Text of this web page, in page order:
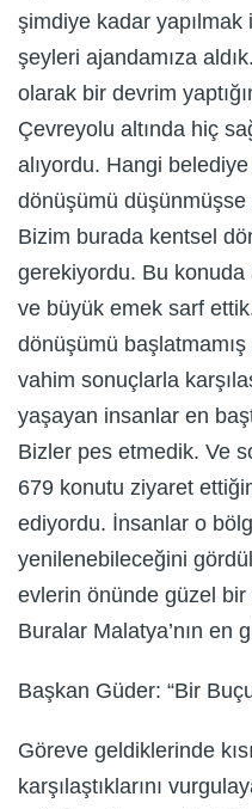
şimdiye kadar yapılmak
şeyleri ajandamıza
olarak bir devrim
Çevreyolu altında hiç
alıyordu. Hangi
dönüşümü düşünmüşse
Bizim burada kentsel
gerekiyordu. Bu konuda
ve büyük emek sarf
dönüşümü
vahim sonuçlarla
yaşayan insanlar en
Bizler pes etmedik. Ve
679 konutu ziyaret
ediyordu. İnsanlar o
yenilenebileceğini
evlerin önünde güzel
Buralar Malatya’nın en
Başkan Güder: “Bir
Göreve geldiklerinde
karşılaştıklarını